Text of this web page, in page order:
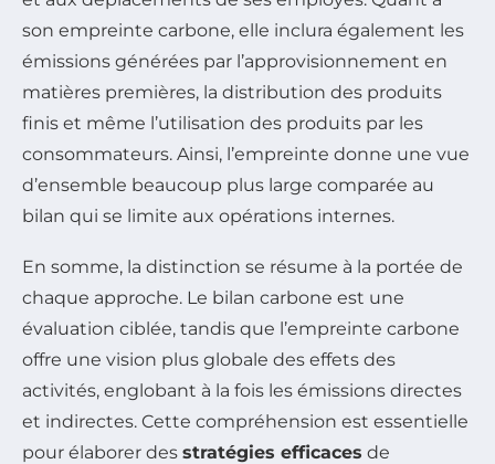
son empreinte carbone, elle inclura également les
émissions générées par l’approvisionnement en
matières premières, la distribution des produits
finis et même l’utilisation des produits par les
consommateurs. Ainsi, l’empreinte donne une vue
d’ensemble beaucoup plus large comparée au
bilan qui se limite aux opérations internes.
En somme, la distinction se résume à la portée de
chaque approche. Le bilan carbone est une
évaluation ciblée, tandis que l’empreinte carbone
offre une vision plus globale des effets des
activités, englobant à la fois les émissions directes
et indirectes. Cette compréhension est essentielle
pour élaborer des stratégies efficaces de